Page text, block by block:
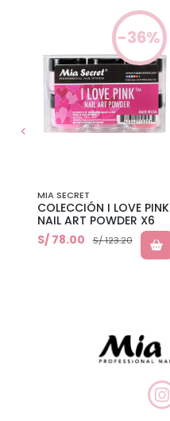
-36%
MIA SECRET
COLECCIÓN I LOVE PINK
NAIL ART POWDER X6
S/ 78.00
S/ 123.20